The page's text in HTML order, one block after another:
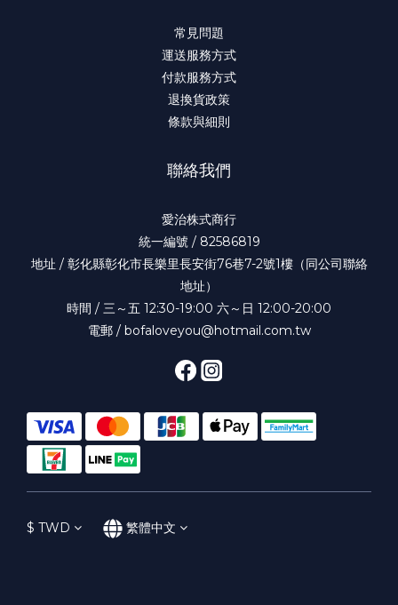
常見問題
運送服務方式
付款服務方式
退換貨政策
條款與細則
聯絡我們
愛治株式商行
統一編號 / 82586819
地址 / 彰化縣彰化市長樂里長安街76巷7-2號1樓（同公司聯絡
地址）
時間 / 三～五 12:30-19:00 六～日 12:00-20:00
電郵 / bofaloveyou@hotmail.com.tw
$ TWD 繁體中文